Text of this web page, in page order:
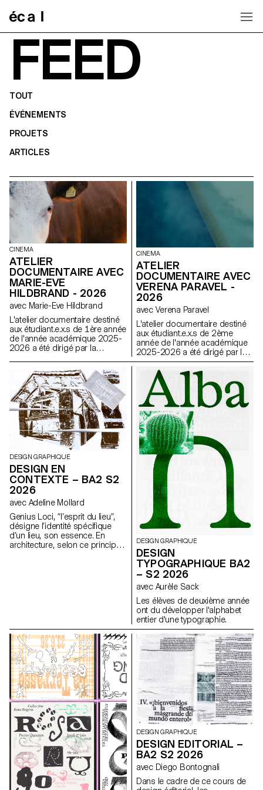
FEED
TOUT
ÉVÉNEMENTS
PROJETS
ARTICLES
CINEMA
ATELIER
DOCUMENTAIRE AVEC
MARIE-EVE
HILDBRAND - 2026
avec Marie-Eve Hildbrand
L'atelier documentaire destiné
aux étudiant.e.x.s de 1ère année
de l'année académique 2025-
2026 a été dirigé par la
CINEMA
ATELIER
DOCUMENTAIRE AVEC
VERENA PARAVEL -
2026
avec Verena Paravel
L'atelier documentaire destiné
aux étudiant.e.x.s de 2ème
année de l'année académique
2025-2026 a été dirigé par la
réalisatrice et anthropologue
visuelle française Verena
Paravel.
DESIGN GRAPHIQUE
DESIGN EN
CONTEXTE – BA2 S2
2026
avec Adeline Mollard
Genius Loci, “l’esprit du lieu”,
désigne l’identité spécifique
d’un lieu, son essence. En
architecture, selon ce principe,
d’en faire la promotion, ou de
prolonger la communication du
lieu.
DESIGN GRAPHIQUE
DESIGN
TYPOGRAPHIQUE BA2
– S2 2026
avec Aurèle Sack
Les élèves de deuxième année
ont du développer l'alphabet
entier d'une typographie.
DESIGN GRAPHIQUE
DESIGN EDITORIAL –
BA2 S2 2026
avec Diego Bontognali
Dans le cadre de ce cours de